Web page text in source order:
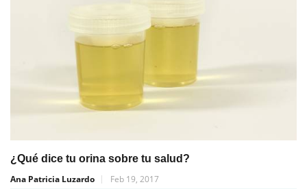
¿Qué dice tu orina sobre tu salud?
Ana Patricia Luzardo
Feb 19, 2017